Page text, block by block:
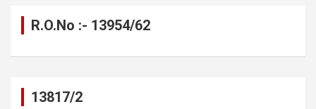
R.O.No :- 13954/62
13817/2